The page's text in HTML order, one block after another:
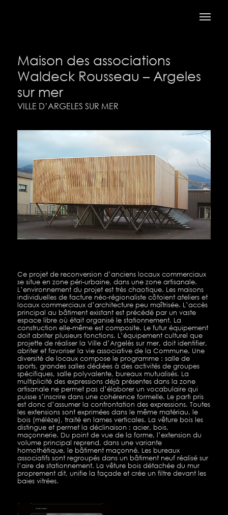
Maison des associations
Waldeck Rousseau – Argeles
sur mer
VILLE D’ARGELES SUR MER
Ce projet de reconversion d’anciens locaux commerciaux
se situe en zone péri-urbaine, dans une zone artisanale.
L’environnement du projet est très chaotique. Les maisons
individuelles de facture néo-régionaliste côtoient ateliers et
locaux commerciaux d’architecture peu maîtrisée. L’accès
principal au bâtiment existant est précédé par un vaste
espace libre où était organisé le stationnement. La
construction elle-même est composite. Le futur équipement
doit abriter plusieurs fonctions. L’équipement culturel que
projette de réaliser la Ville d’Argelès sur mer, doit identifier,
abriter et favoriser la vie associative de la Commune. Une
diversité de locaux compose le programme : salle de
sports, grandes salles dédiées à des activités de groupes
spécifiques, salle polyvalente, bureaux mutualisés. La
multiplicité des expressions déjà présentes dans la zone
artisanale ne permet pas d’élaborer un vocabulaire qui
puisse s’inscrire dans une cohérence formelle. Le parti pris
est donc d’assumer la confrontation des expressions. Toutes
les extensions sont exprimées dans le même matériau, le
bois (mélèze), traité en lames verticales. La vêture bois les
distingue et permet la déclinaison : acier, bois,
maçonnerie. Du point de vue de la forme, l’extension du
volume principal reprend, dans une variante
homothétique, le bâtiment maçonné. Les bureaux
associatifs sont regroupés dans un bâtiment neuf réalisé sur
l’aire de stationnement. La vêture bois détachée du mur
proprement dit, unifie la façade et crée un filtre devant les
baies vitrées.